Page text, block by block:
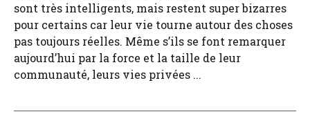
sont très intelligents, mais restent super bizarres
pour certains car leur vie tourne autour des choses
pas toujours réelles. Même s’ils se font remarquer
aujourd’hui par la force et la taille de leur
communauté, leurs vies privées ...